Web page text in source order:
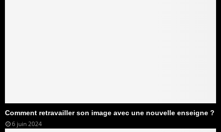
Comment retravailler son image avec une nouvelle enseigne ?
6 juin 2024